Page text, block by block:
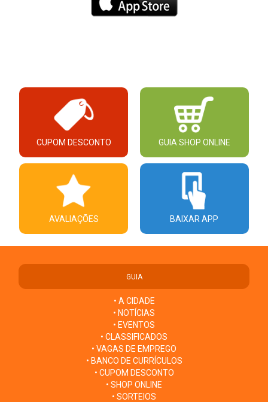
CUPOM DESCONTO GUIA SHOP ONLINE
AVALIAÇÕES BAIXAR APP
GUIA
• A CIDADE
• NOTÍCIAS
• EVENTOS
• CLASSIFICADOS
• VAGAS DE EMPREGO
• BANCO DE CURRÍCULOS
• CUPOM DESCONTO
• SHOP ONLINE
• SORTEIOS